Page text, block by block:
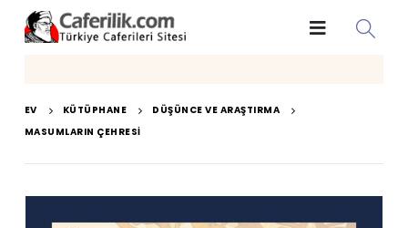
EV KÜTÜPHANE
DÜŞÜNCE VE ARAŞTIRMA
MASUMLARIN ÇEHRESI